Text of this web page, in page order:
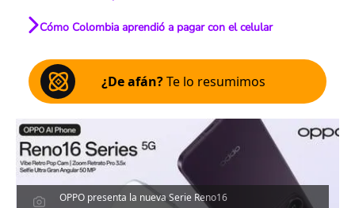
Cómo Colombia aprendió a pagar con el celular
¿De afán?Te lo resumimos
OPPO presenta la nueva Serie Reno16